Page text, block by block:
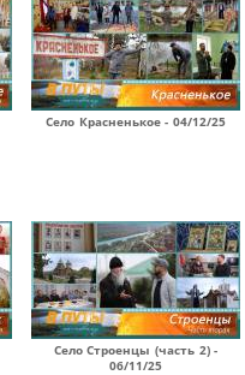
Село Красненькое - 04/12/25
Село Строенцы (часть 2) -
06/11/25